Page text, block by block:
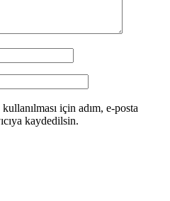
için adım, e-posta
kaydedilsin.